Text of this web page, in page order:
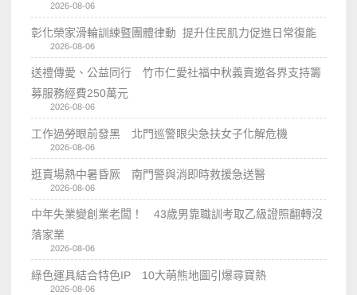
2026-08-06
彰化榮家滑輪訓練暨團體律動 提升住民肌力促進日常復能
2026-08-06
送禮傳愛、公益同行 竹市仁愛社福中秋義賣邀各界支持籌
募服務經費250萬元
2026-08-06
工作過勞眼前發黑 北門巡警眼尖急扶女子化解危機
2026-08-06
逛賣場熱中暑昏厥 南門警與消即時救援急送醫
2026-08-06
中年失業變創業老闆！ 43歲男靠職訓考取乙級證照翻轉沒
落家業
2026-08-06
綠色運具結合特色IP 10大萌熊地圖引爆尋寶熱
2026-08-06